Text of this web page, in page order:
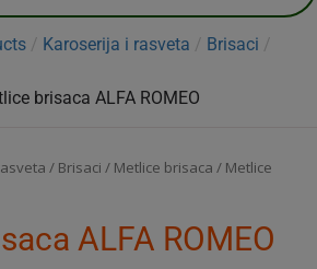
/ Karoserija i rasveta / Brisaci /
brisaca ALFA ROMEO
/ Brisaci / Metlice brisaca / Metlice
ALFA ROMEO